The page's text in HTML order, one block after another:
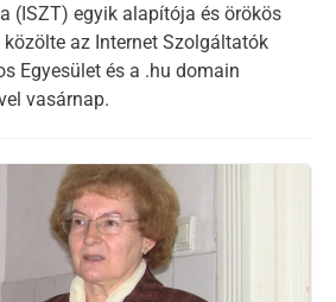
(ISZT) egyik alapítója és örökös
az Internet Szolgáltatók
Egyesület és a .hu domain
vasárnap.